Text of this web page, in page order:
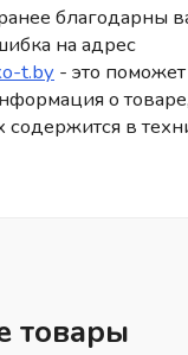
благодарны
на адрес
t.by - это
о
в
товары